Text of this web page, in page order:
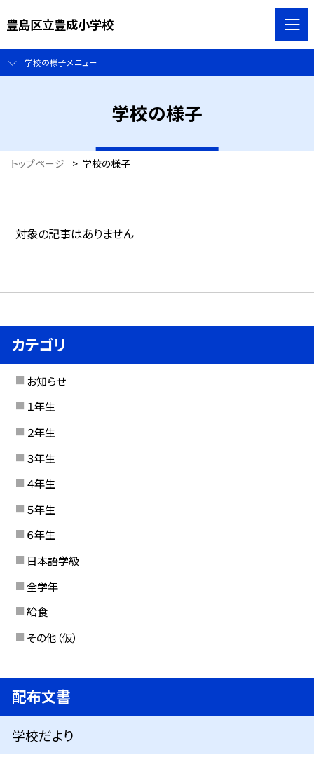
豊島区立豊成小学校
学校の様子メニュー
学校の様子
トップページ > 学校の様子
対象の記事はありません
カテゴリ
お知らせ
１年生
２年生
３年生
４年生
５年生
６年生
日本語学級
全学年
給食
その他（仮）
配布文書
学校だより